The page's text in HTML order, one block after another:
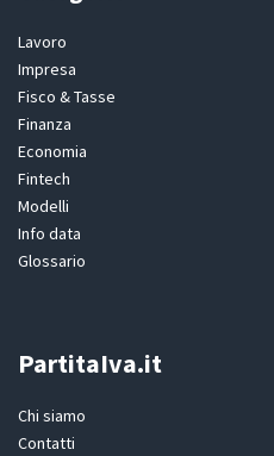
Lavoro
Impresa
Fisco & Tasse
Finanza
Economia
Fintech
Modelli
Info data
Glossario
PartitaIva.it
Chi siamo
Contatti